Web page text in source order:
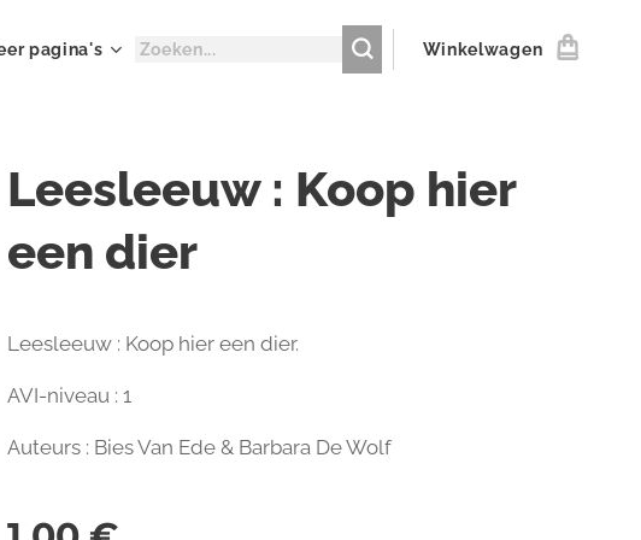
pagina's Winkelwagen
Leesleeuw : Koop hier
een dier
Leesleeuw : Koop hier een dier.
AVI-niveau : 1
Auteurs : Bies Van Ede & Barbara De Wolf